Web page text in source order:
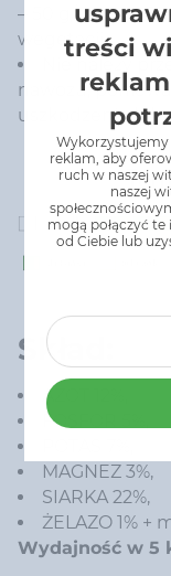
– 50 g/m² – co 7
wegetacji.
Nie należy
nawozu,
uszkodzenie lub
Skład:
AZOT 12%,
FOSFOR 5%,
MAGNEZ 3%,
SIARKA 22%,
ŻELAZO 1%
Wydajność w 5
treści
Wykorzystujemy
reklam, aby
ruch w naszej
naszej
mogą połączyć
od Ciebie lub